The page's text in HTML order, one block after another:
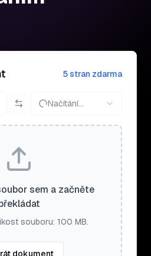
5 stran zdarma
Načítání…
sem a začněte
souboru: 100 MB.
dokument